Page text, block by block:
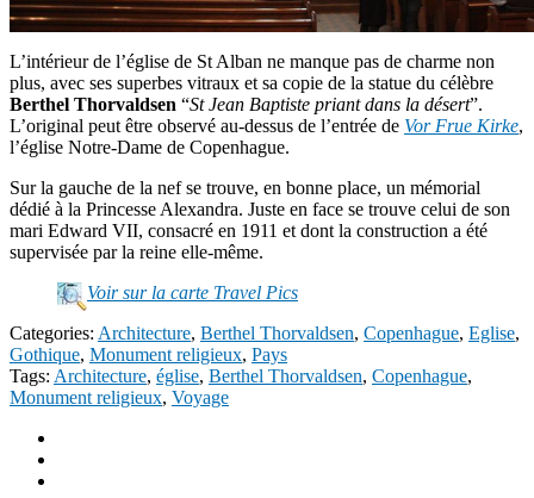
L’intérieur de l’église de St Alban ne manque pas de charme non
plus, avec ses superbes vitraux et sa copie de la statue du célèbre
Berthel Thorvaldsen “St Jean Baptiste priant dans la désert”.
L’original peut être observé au-dessus de l’entrée de Vor Frue Kirke,
l’église Notre-Dame de Copenhague.
Sur la gauche de la nef se trouve, en bonne place, un mémorial
dédié à la Princesse Alexandra. Juste en face se trouve celui de son
mari Edward VII, consacré en 1911 et dont la construction a été
supervisée par la reine elle-même.
Voir sur la carte Travel Pics
Categories: Architecture, Berthel Thorvaldsen, Copenhague, Eglise,
Gothique, Monument religieux, Pays
Tags: Architecture, église, Berthel Thorvaldsen, Copenhague,
Monument religieux, Voyage